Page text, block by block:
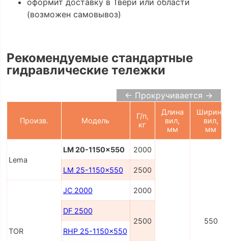
оформит доставку в Твери или области
(возможен самовывоз)
Рекомендуемые стандартные
гидравлические тележки
← Прокручивается →
Произв. Модель
Г/п,
кг
Длина
вил,
мм
Ширина
вил,
мм
Lema
LM 20-1150x550 2000
550
LM 25-1150x550 2500
TOR
JC 2000 2000
DF 2500
2500
RHP 25-1150x550